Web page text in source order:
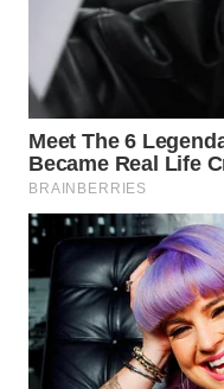
WAHANA
TRAVEL
WAHANA
TV
WAHANANEWS
ID
WAHANANEWS
CO ID